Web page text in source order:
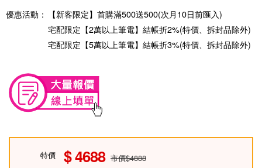
優惠活動：
【新客限定】首購滿500送500(次月10日前匯入)
宅配限定【2萬以上筆電】結帳折2%(特價、拆封品除外)
宅配限定【5萬以上筆電】結帳折3%(特價、拆封品除外)
特價 4688 市價$4888